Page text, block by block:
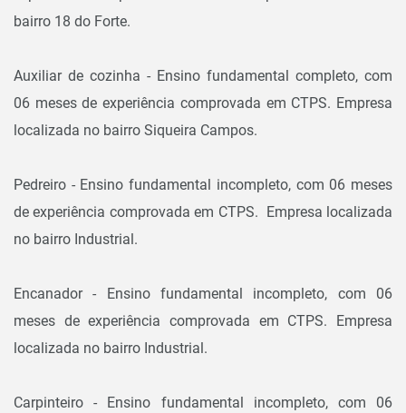
bairro 18 do Forte.
Auxiliar de cozinha - Ensino fundamental completo, com
06 meses de experiência comprovada em CTPS. Empresa
localizada no bairro Siqueira Campos.
Pedreiro - Ensino fundamental incompleto, com 06 meses
de experiência comprovada em CTPS. Empresa localizada
no bairro Industrial.
Encanador - Ensino fundamental incompleto, com 06
meses de experiência comprovada em CTPS. Empresa
localizada no bairro Industrial.
Carpinteiro - Ensino fundamental incompleto, com 06